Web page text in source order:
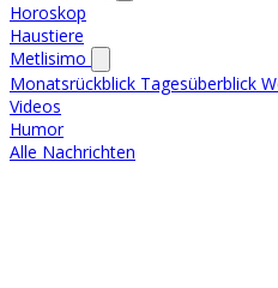
Horoskop
Haustiere
Metlisimo
Monatsrückblick Tagesüberblick
Videos
Humor
Alle Nachrichten